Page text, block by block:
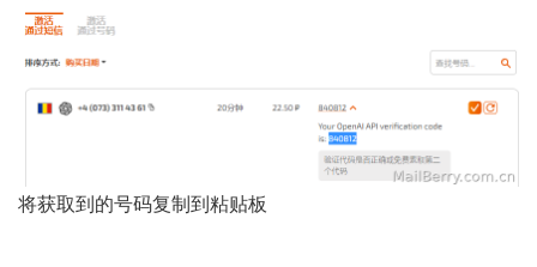
将获取到的号码复制到粘贴板